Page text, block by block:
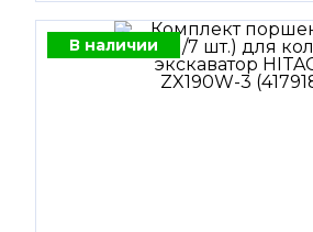
В наличии